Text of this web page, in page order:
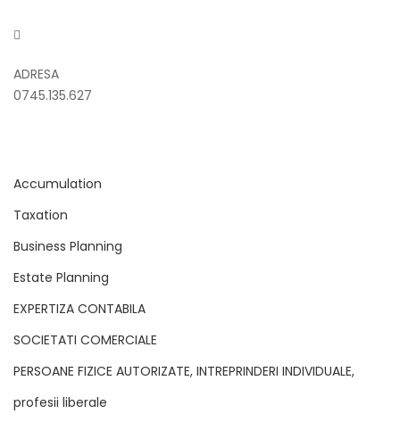
ADRESA
0745.135.627
Accumulation
Taxation
Business Planning
Estate Planning
EXPERTIZA CONTABILA
SOCIETATI COMERCIALE
PERSOANE FIZICE AUTORIZATE, INTREPRINDERI INDIVIDUALE,
profesii liberale